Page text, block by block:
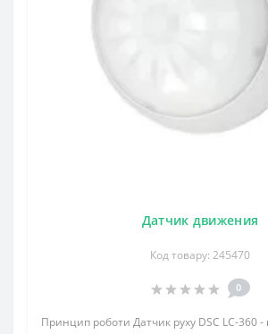
Датчик движения
Код товару: 245470
0
Принцип роботи Датчик руху DSC LC-360